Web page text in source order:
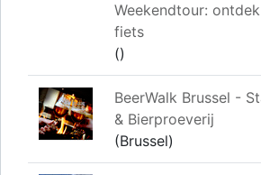
Weekendtour:
fiets
()
BeerWalk Brussel -
& Bierproeverij
(Brussel)